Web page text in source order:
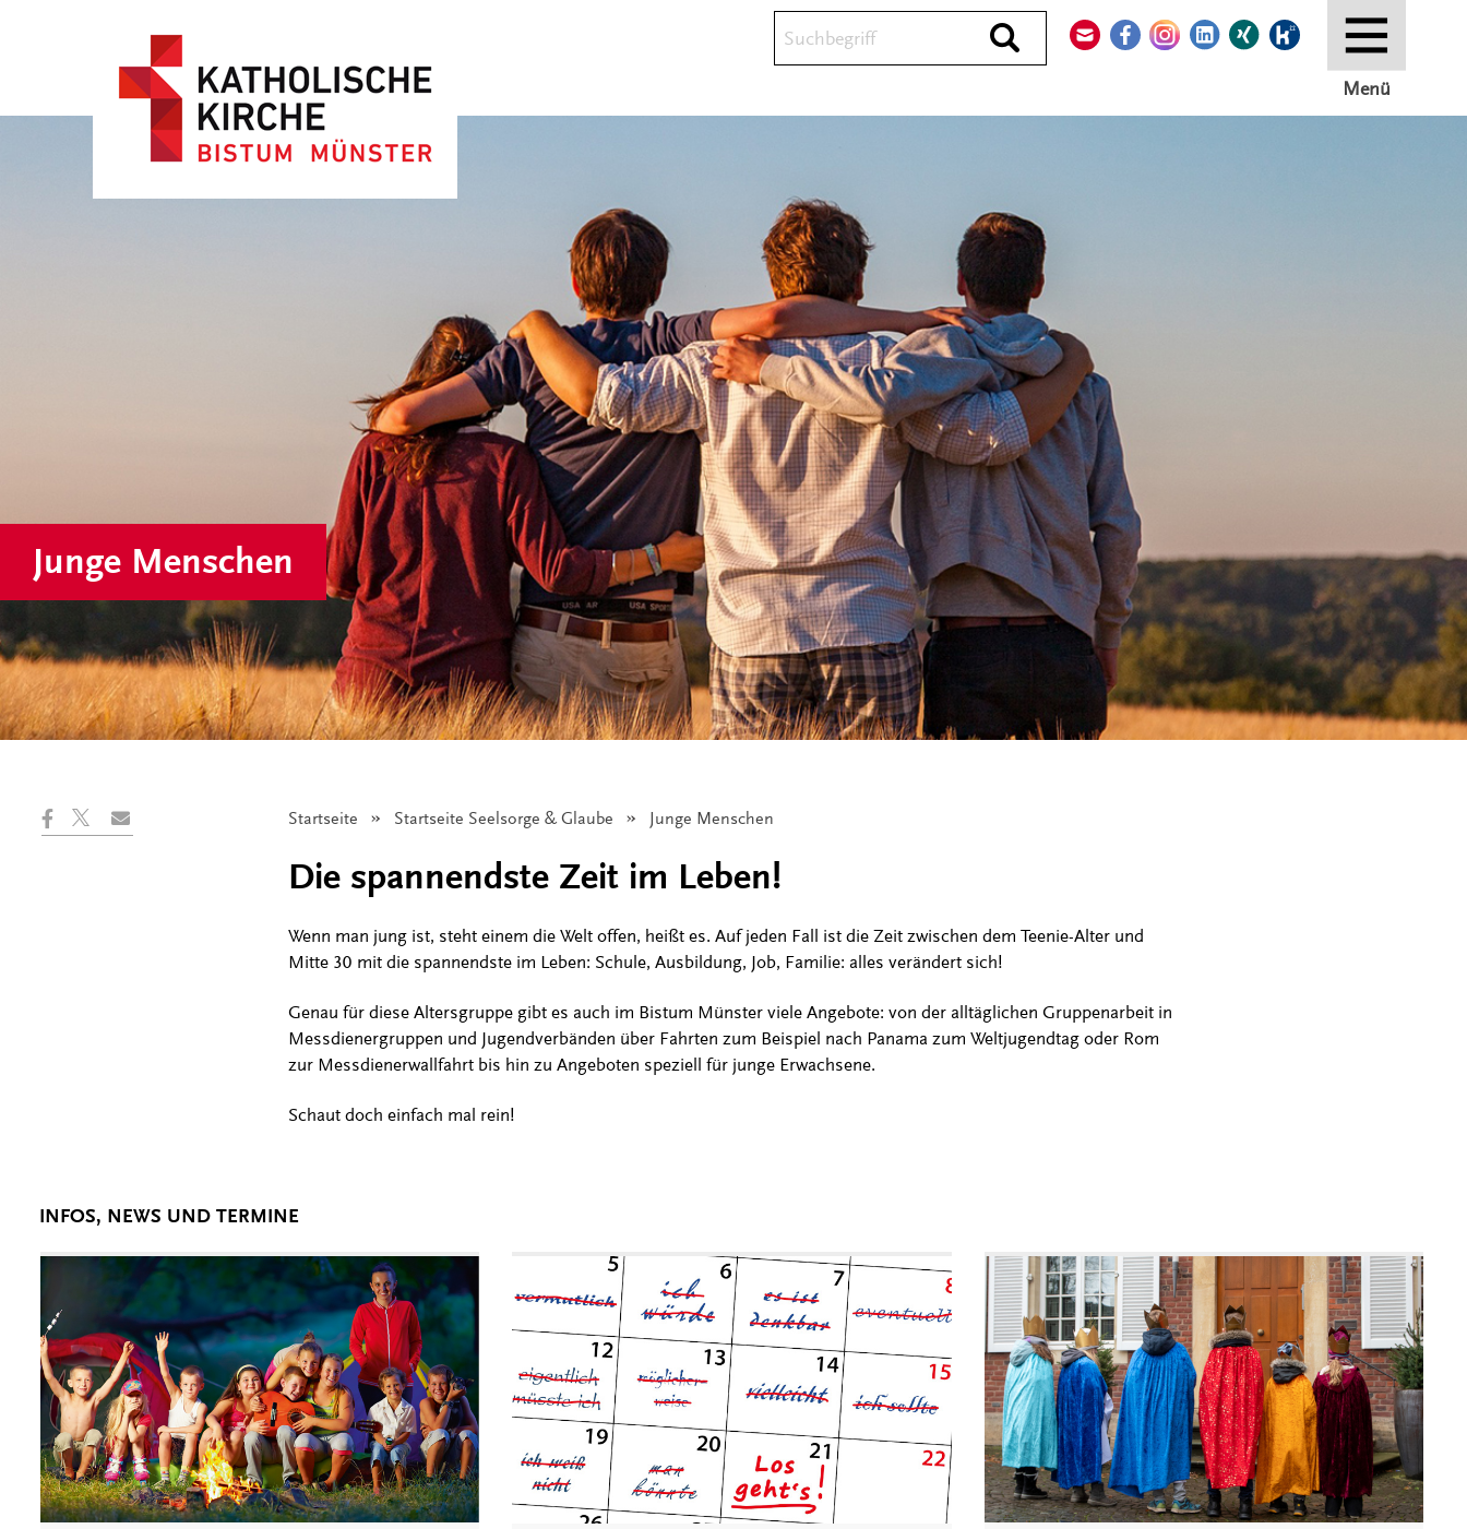
Durchsuchen
Menü
Junge Menschen
Startseite Startseite Seelsorge & Glaube Angezeigt:
Junge Menschen
Die spannendste Zeit im Leben!
Wenn man jung ist, steht einem die Welt offen, heißt es. Auf jeden Fall ist die Zeit zwischen dem Teenie-Alter und
Mitte 30 mit die spannendste im Leben: Schule, Ausbildung, Job, Familie: alles verändert sich!
Genau für diese Altersgruppe gibt es auch im Bistum Münster viele Angebote: von der alltäglichen Gruppenarbeit in
Messdienergruppen und Jugendverbänden über Fahrten zum Beispiel nach Panama zum Weltjugendtag oder Rom
zur Messdienerwallfahrt bis hin zu Angeboten speziell für junge Erwachsene.
Schaut doch einfach mal rein!